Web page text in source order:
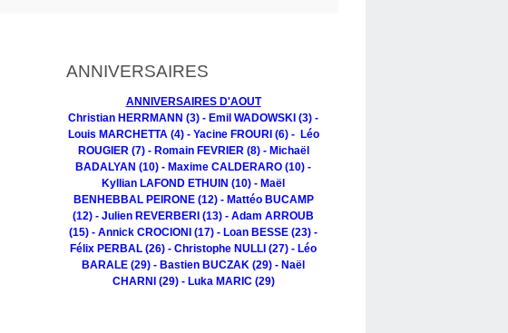
ANNIVERSAIRES
ANNIVERSAIRES D'AOUT
Christian HERRMANN (3) - Emil WADOWSKI (3) -
Louis MARCHETTA (4) - Yacine FROURI (6) - Léo
ROUGIER (7) - Romain FEVRIER (8) - Michaël
BADALYAN (10) - Maxime CALDERARO (10) -
Kyllian LAFOND ETHUIN (10) - Maël
BENHEBBAL PEIRONE (12) - Mattéo BUCAMP
(12) - Julien REVERBERI (13) - Adam ARROUB
(15) - Annick CROCIONI (17) - Loan BESSE (23) -
Félix PERBAL (26) - Christophe NULLI (27) - Léo
BARALE (29) - Bastien BUCZAK (29) - Naël
CHARNI (29) - Luka MARIC (29)